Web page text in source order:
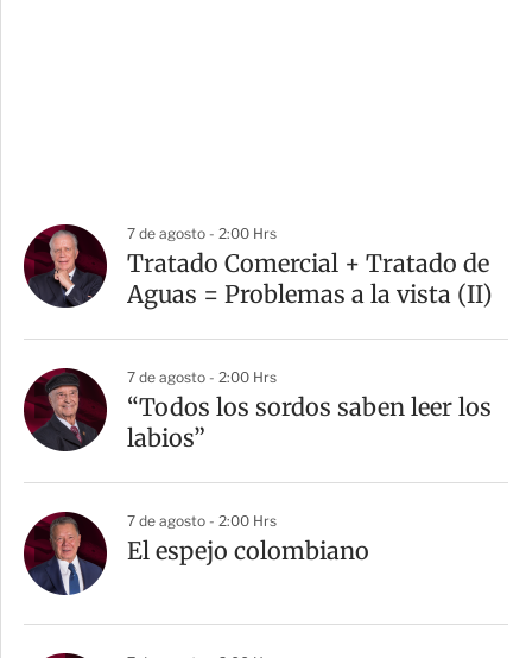
7 de agosto - 2:00 Hrs
Tratado Comercial + Tratado de
Aguas = Problemas a la vista (II)
7 de agosto - 2:00 Hrs
“Todos los sordos saben leer los
labios”
7 de agosto - 2:00 Hrs
El espejo colombiano